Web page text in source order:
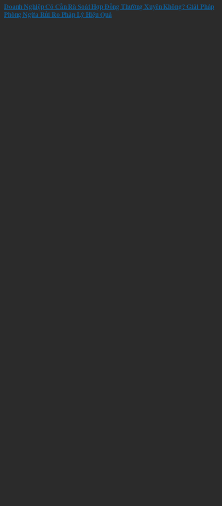
Doanh Nghiệp Có Cần Rà Soát Hợp Đồng Thường Xuyên Không? Giải Pháp
Phòng Ngừa Rủi Ro Pháp Lý Hiệu Quả